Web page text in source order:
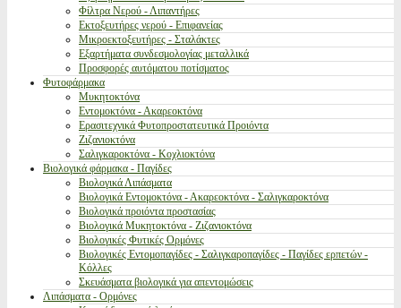
Φίλτρα Νερού - Λιπαντήρες
Εκτοξευτήρες νερού - Επιφανείας
Μικροεκτοξευτήρες - Σταλάκτες
Εξαρτήματα συνδεσμολογίας μεταλλικά
Προσφορές αυτόματου ποτίσματος
Φυτοφάρμακα
Μυκητοκτόνα
Εντομοκτόνα - Ακαρεοκτόνα
Ερασιτεχνικά Φυτοπροστατευτικά Προιόντα
Ζιζανιοκτόνα
Σαλιγκαροκτόνα - Κοχλιοκτόνα
Βιολογικά φάρμακα - Παγίδες
Βιολογικά Λιπάσματα
Βιολογικά Εντομοκτόνα - Ακαρεοκτόνα - Σαλιγκαροκτόνα
Βιολογικά προιόντα προστασίας
Βιολογικά Μυκητοκτόνα - Ζιζανιοκτόνα
Βιολογικές Φυτικές Ορμόνες
Βιολογικές Εντομοπαγίδες - Σαλιγκαροπαγίδες - Παγίδες ερπετών -
Κόλλες
Σκευάσματα βιολογικά για απεντομώσεις
Λιπάσματα - Ορμόνες